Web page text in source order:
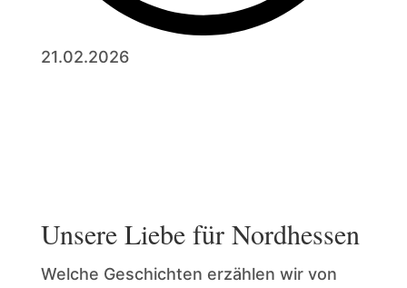
21.02.2026
Unsere Liebe für Nordhessen
Welche Geschichten erzählen wir von